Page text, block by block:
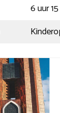
6 uur